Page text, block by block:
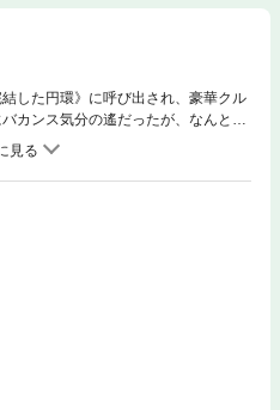
した円環》に呼び出され、豪華クル
カンス気分の遙だったが、なんと洋
犯人として疑われてしまい!?